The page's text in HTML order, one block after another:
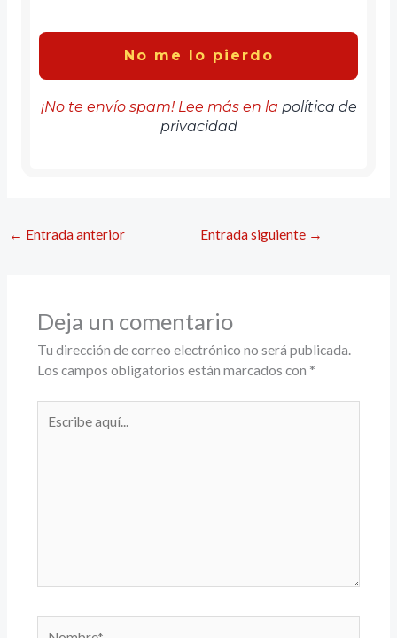
¡No te envío spam! Lee más en la política de
privacidad
← Entrada anterior Entrada siguiente →
Deja un comentario
Tu dirección de correo electrónico no será publicada.
Los campos obligatorios están marcados con *
aquí...